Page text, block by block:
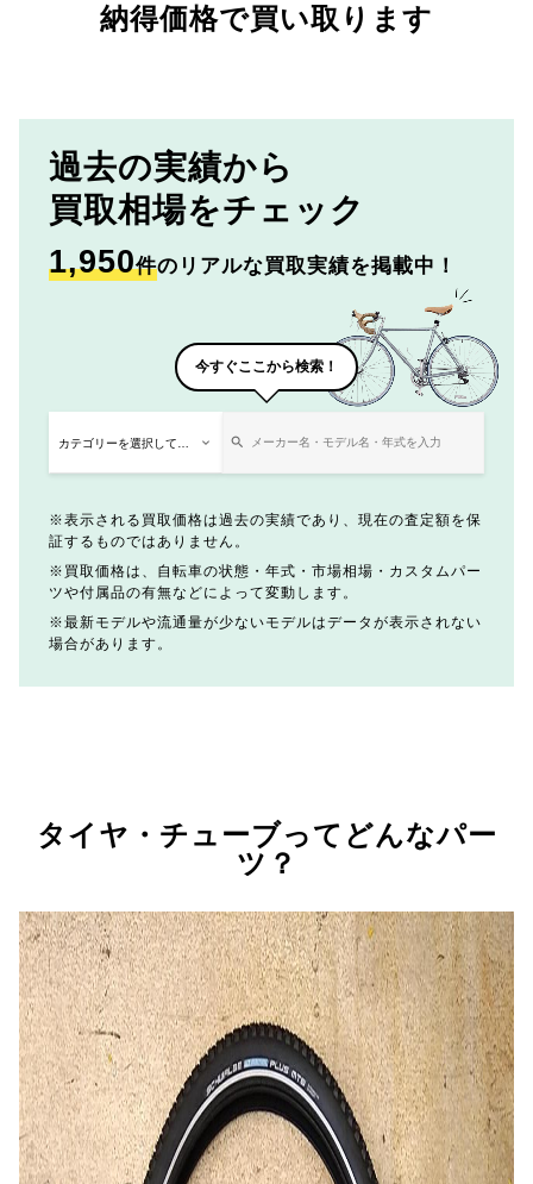
納得価格で買い取ります
過去の実績から
買取相場をチェック
1,950件のリアルな買取実績を掲載中！
今すぐここから検索！
表示される買取価格は過去の実績であり、現在の査定額を保
証するものではありません。
買取価格は、自転車の状態・年式・市場相場・カスタムパー
ツや付属品の有無などによって変動します。
最新モデルや流通量が少ないモデルはデータが表示されない
場合があります。
タイヤ・チューブってどんなパー
ツ？